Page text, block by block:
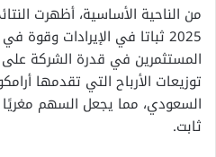
من الناحية الأساسية، أظهرت
2025 ثباتا في الإيرادات
المستثمرين في قدرة الشركة على
توزيعات الأرباح التي تقدمها
السعودي، مما يجعل السهم مغريًا
ثابت.